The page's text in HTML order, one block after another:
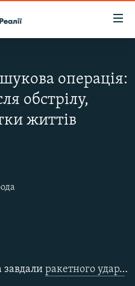
операція:
обстрілу,
життів
завдали ракетного удару